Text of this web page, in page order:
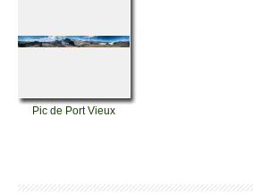
Pic de Port Vieux